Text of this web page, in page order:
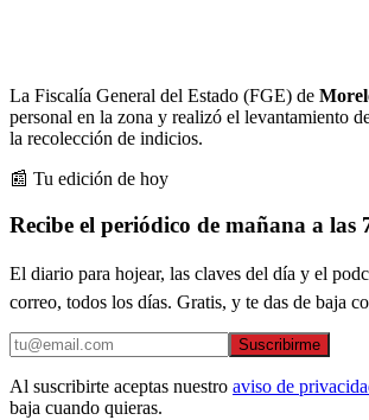
La Fiscalía General del Estado (FGE) de
personal en la zona y realizó el levantamiento
la recolección de indicios.
📰 Tu edición de hoy
Recibe el periódico de mañana a las
El diario para hojear, las claves del día y el
correo, todos los días. Gratis, y te das de baja
Suscribirme
Al suscribirte aceptas nuestro aviso de
baja cuando quieras.